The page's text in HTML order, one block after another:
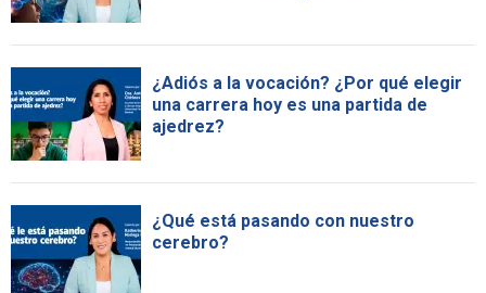
¿Adiós a la vocación? ¿Por qué elegir
una carrera hoy es una partida de
ajedrez?
¿Qué está pasando con nuestro
cerebro?